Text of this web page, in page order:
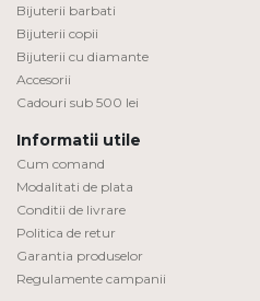
Bijuterii barbati
Bijuterii copii
Bijuterii cu diamante
Accesorii
Cadouri sub 500 lei
Informatii utile
Cum comand
Modalitati de plata
Conditii de livrare
Politica de retur
Garantia produselor
Regulamente campanii